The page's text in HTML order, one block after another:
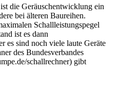
die Geräuschentwicklung ein
bei älteren Baureihen.
Schallleistungspegel
ist es dann
noch viele laute Geräte
des Bundesverbandes
schallrechner) gibt